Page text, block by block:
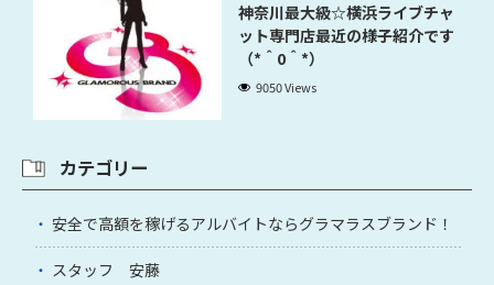
神奈川最大級☆横浜ライブチャ
ット専門店最近の様子紹介です
（*＾0＾*）
9050 Views
カテゴリー
安全で高額を稼げるアルバイトならグラマラスブランド！
スタッフ 安藤